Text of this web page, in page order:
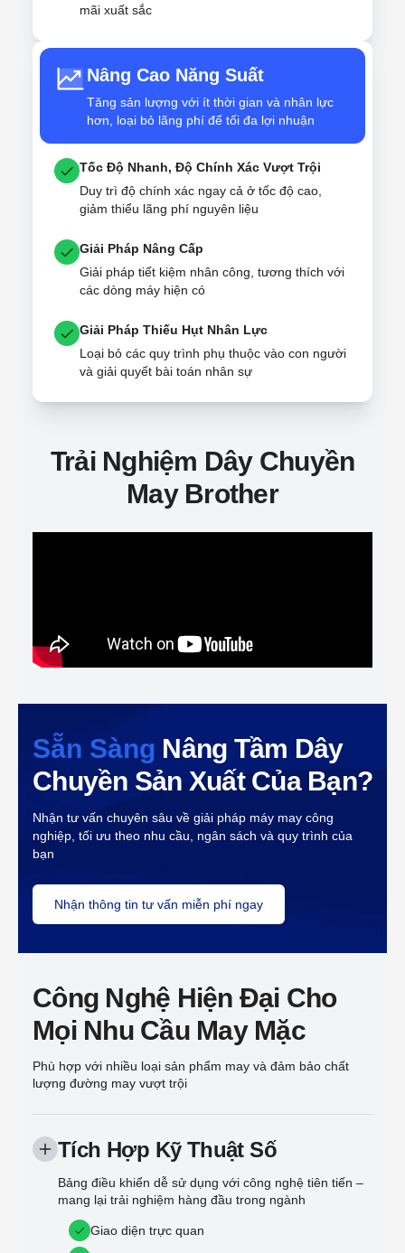
mãi xuất sắc
Nâng Cao Năng Suất
Tăng sản lượng với ít thời gian và nhân lực
hơn, loại bỏ lãng phí để tối đa lợi nhuận
Tốc Độ Nhanh, Độ Chính Xác Vượt Trội
Duy trì độ chính xác ngay cả ở tốc độ cao,
giảm thiểu lãng phí nguyên liệu
Giải Pháp Nâng Cấp
Giải pháp tiết kiệm nhân công, tương thích với
các dòng máy hiện có
Giải Pháp Thiếu Hụt Nhân Lực
Loại bỏ các quy trình phụ thuộc vào con người
và giải quyết bài toán nhân sự
Trải Nghiệm Dây Chuyền
May Brother
Sẵn Sàng Nâng Tầm Dây
Chuyền Sản Xuất Của Bạn?
Nhận tư vấn chuyên sâu về giải pháp máy may công
nghiệp, tối ưu theo nhu cầu, ngân sách và quy trình của
bạn
Nhận thông tin tư vấn miễn phí ngay
Công Nghệ Hiện Đại Cho
Mọi Nhu Cầu May Mặc
Phù hợp với nhiều loại sản phẩm may và đảm bảo chất
lượng đường may vượt trội
Tích Hợp Kỹ Thuật Số
Bảng điều khiển dễ sử dụng với công nghệ tiên tiến –
mang lại trải nghiệm hàng đầu trong ngành
Giao diện trực quan